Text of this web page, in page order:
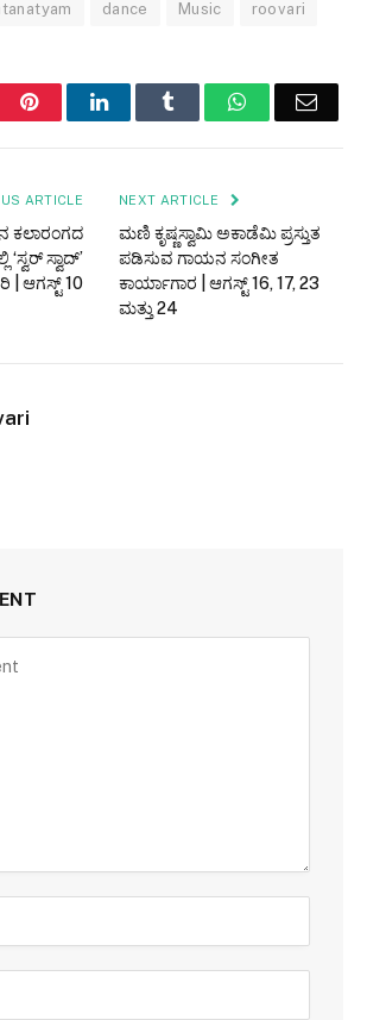
dance Music roovari
PinterestLinkedInTumblr WhatsAppEmail
ARTICLE
ಕಲಾರಂಗದ
ಸ್ವಾದ್’
| ಆಗಸ್ಟ್ 10
NEXT ARTICLE
ಮಣಿ ಕೃಷ್ಣಸ್ವಾಮಿ ಅಕಾಡೆಮಿ ಪ್ರಸ್ತುತ
ಪಡಿಸುವ ಗಾಯನ ಸಂಗೀತ
ಕಾರ್ಯಾಗಾರ | ಆಗಸ್ಟ್ 16, 17, 23
ಮತ್ತು 24